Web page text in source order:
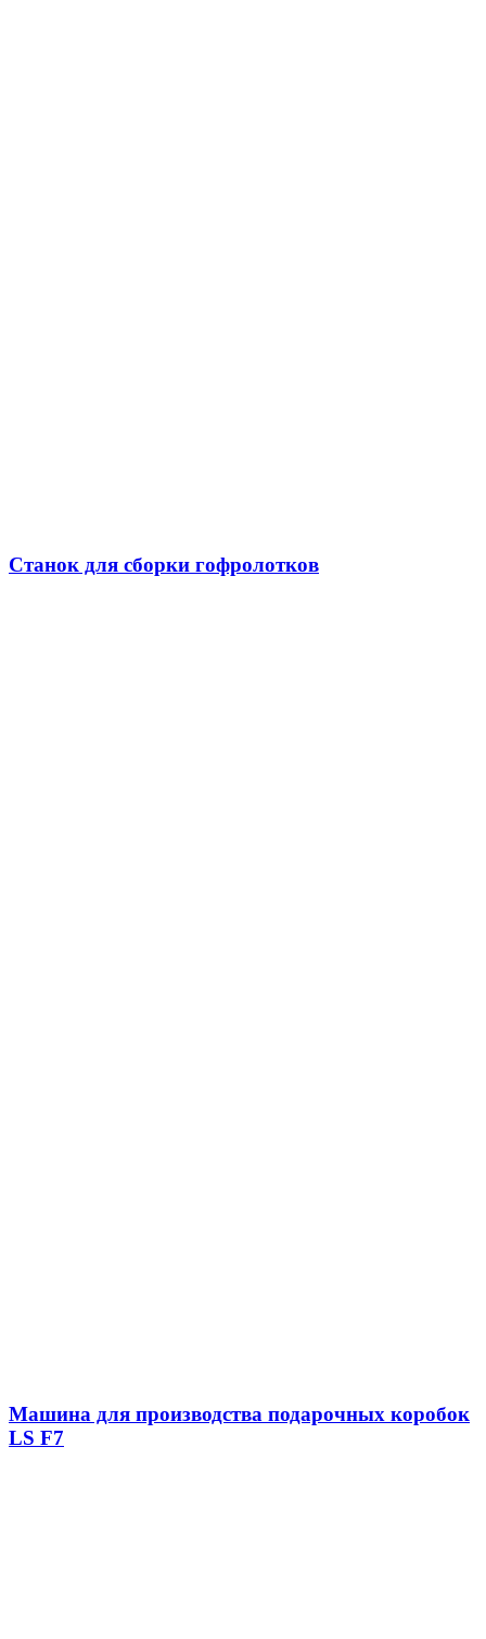
Станок для сборки гофролотков
Машина для производства подарочных коробок
LS F7